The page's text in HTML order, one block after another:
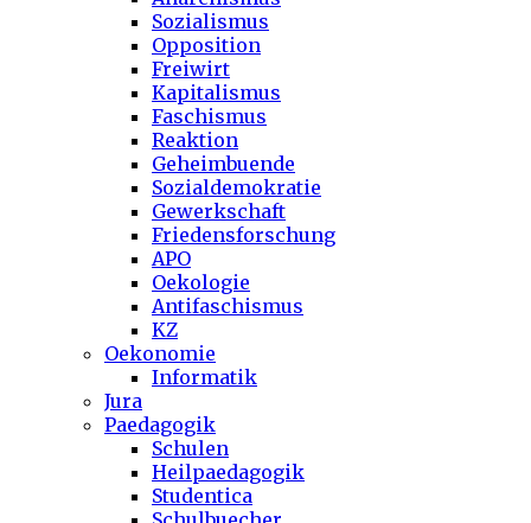
Sozialismus
Opposition
Freiwirt
Kapitalismus
Faschismus
Reaktion
Geheimbuende
Sozialdemokratie
Gewerkschaft
Friedensforschung
APO
Oekologie
Antifaschismus
KZ
Oekonomie
Informatik
Jura
Paedagogik
Schulen
Heilpaedagogik
Studentica